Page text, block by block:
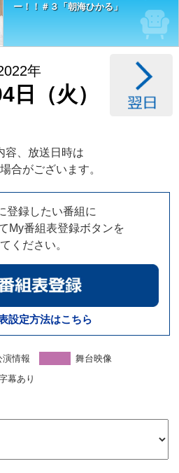
ー！！＃３「朝海ひかる」
年
日（火）
容、放送日時は
合がございます。
登録したい番組に
My番組表登録ボタンを
ください。
設定方法はこちら
演情報
舞台映像
幕あり